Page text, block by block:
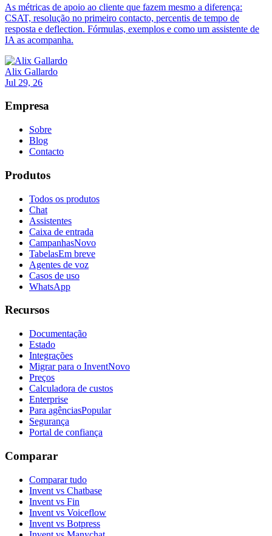
As métricas de apoio ao cliente que fazem mesmo a diferença:
CSAT, resolução no primeiro contacto, percentis de tempo de
resposta e deflection. Fórmulas, exemplos e como um assistente de
IA as acompanha.
Alix Gallardo
Jul 29, 26
Empresa
Sobre
Blog
Contacto
Produtos
Todos os produtos
Chat
Assistentes
Caixa de entrada
CampanhasNovo
TabelasEm breve
Agentes de voz
Casos de uso
WhatsApp
Recursos
Documentação
Estado
Integrações
Migrar para o InventNovo
Preços
Calculadora de custos
Enterprise
Para agênciasPopular
Segurança
Portal de confiança
Comparar
Comparar tudo
Invent vs Chatbase
Invent vs Fin
Invent vs Voiceflow
Invent vs Botpress